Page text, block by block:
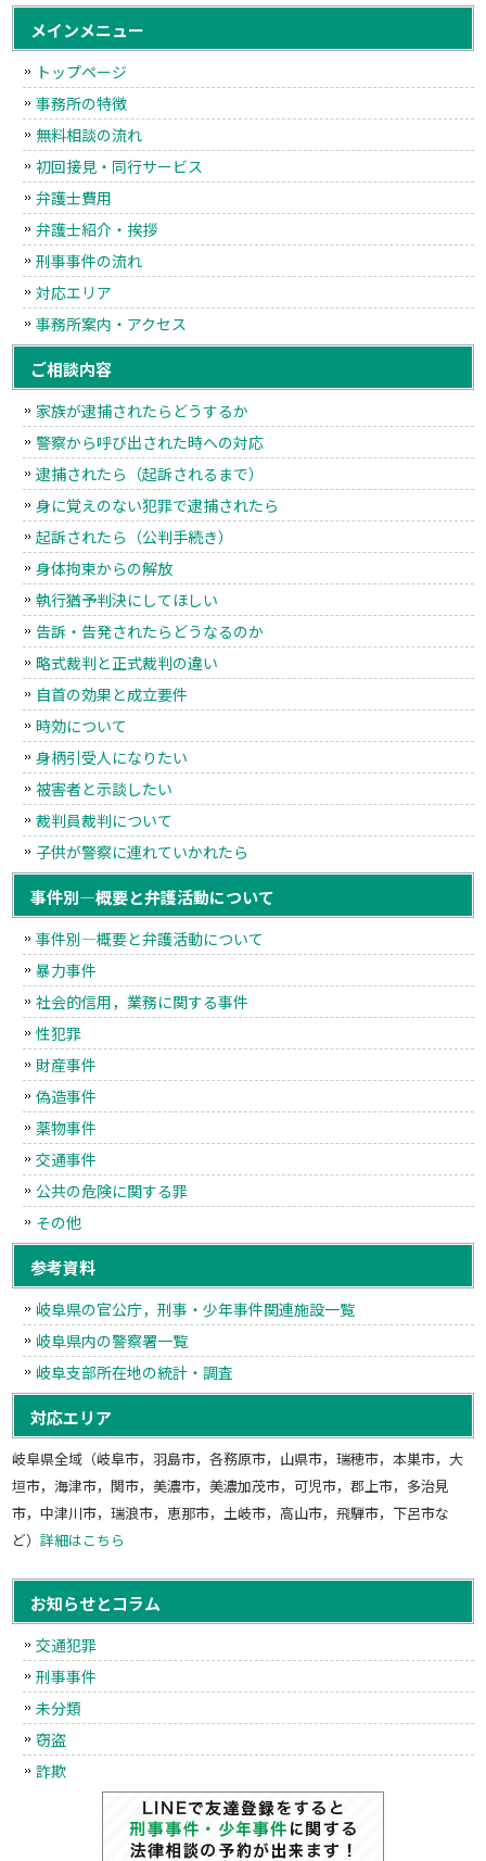
メインメニュー
トップページ
事務所の特徴
無料相談の流れ
初回接見・同行サービス
弁護士費用
弁護士紹介・挨拶
刑事事件の流れ
対応エリア
事務所案内・アクセス
ご相談内容
家族が逮捕されたらどうするか
警察から呼び出された時への対応
逮捕されたら（起訴されるまで）
身に覚えのない犯罪で逮捕されたら
起訴されたら（公判手続き）
身体拘束からの解放
執行猶予判決にしてほしい
告訴・告発されたらどうなるのか
略式裁判と正式裁判の違い
自首の効果と成立要件
時効について
身柄引受人になりたい
被害者と示談したい
裁判員裁判について
子供が警察に連れていかれたら
事件別―概要と弁護活動について
事件別―概要と弁護活動について
暴力事件
社会的信用，業務に関する事件
性犯罪
財産事件
偽造事件
薬物事件
交通事件
公共の危険に関する罪
その他
参考資料
岐阜県の官公庁，刑事・少年事件関連施設一覧
岐阜県内の警察署一覧
岐阜支部所在地の統計・調査
対応エリア
岐阜県全域（岐阜市，羽島市，各務原市，山県市，瑞穂市，本巣市，大
垣市，海津市，関市，美濃市，美濃加茂市，可児市，郡上市，多治見
市，中津川市，瑞浪市，恵那市，土岐市，高山市，飛騨市，下呂市な
ど）詳細はこちら
お知らせとコラム
交通犯罪
刑事事件
未分類
窃盗
詐欺